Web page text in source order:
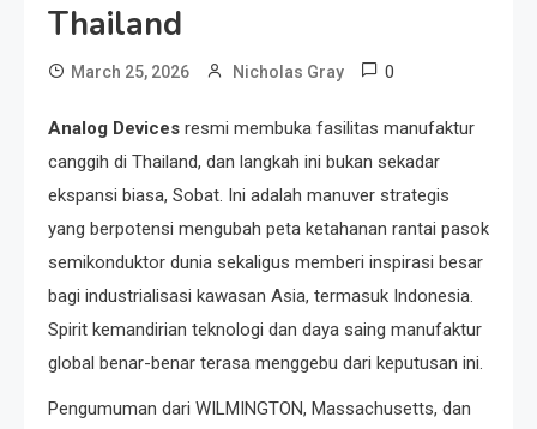
Thailand
March 25, 2026 Nicholas Gray 0
Analog Devices resmi membuka fasilitas manufaktur
canggih di Thailand, dan langkah ini bukan sekadar
ekspansi biasa, Sobat. Ini adalah manuver strategis
yang berpotensi mengubah peta ketahanan rantai pasok
semikonduktor dunia sekaligus memberi inspirasi besar
bagi industrialisasi kawasan Asia, termasuk Indonesia.
Spirit kemandirian teknologi dan daya saing manufaktur
global benar-benar terasa menggebu dari keputusan ini.
Pengumuman dari WILMINGTON, Massachusetts, dan